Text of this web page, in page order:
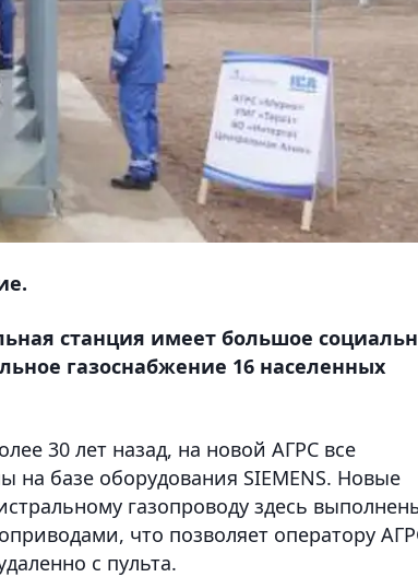
станция имеет большое
газоснабжение 16 населенных
30 лет назад, на новой АГРС все
на базе оборудования SIEMENS. Новые
газопроводу здесь
что позволяет оператору
с пульта.